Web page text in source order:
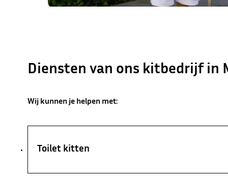
Diensten van ons kitbedrijf in
Wij kunnen je helpen met:
Toilet kitten